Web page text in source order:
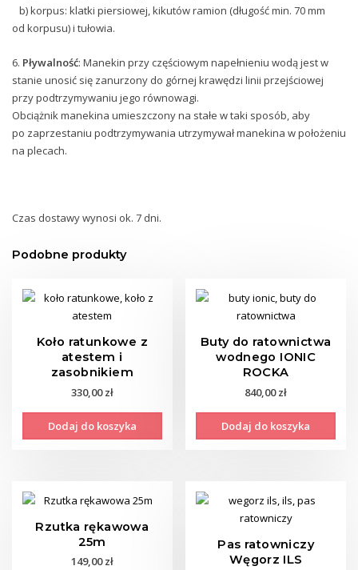
b) korpus: klatki piersiowej, kikutów ramion (długość min. 70 mm
od korpusu) i tułowia.
6. Pływalność: Manekin przy częściowym napełnieniu wodą jest w
stanie unosić się zanurzony do górnej krawędzi linii przejściowej
przy podtrzymywaniu jego równowagi.
Obciążnik manekina umieszczony na stałe w taki sposób, aby
po zaprzestaniu podtrzymywania utrzymywał manekina w położeniu
na plecach.
Czas dostawy wynosi ok. 7 dni.
Podobne produkty
Koło ratunkowe z
atestem i
zasobnikiem
330,00zł
Dodaj do koszyka
Buty do ratownictwa
wodnego IONIC
ROCKA
840,00zł
Dodaj do koszyka
Rzutka rękawowa
25m
149,00zł
Pas ratowniczy
Węgorz ILS